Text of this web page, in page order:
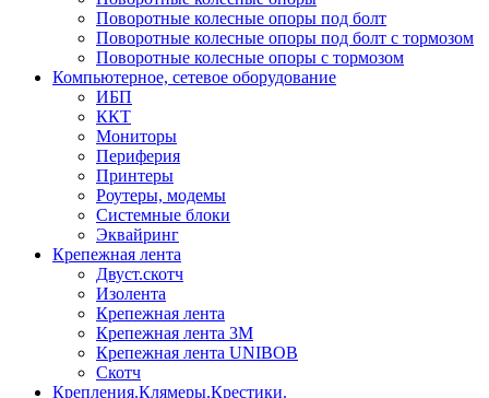
Поворотные колесные опоры под болт
Поворотные колесные опоры под болт с тормозом
Поворотные колесные опоры с тормозом
Компьютерное, сетевое оборудование
ИБП
ККТ
Мониторы
Периферия
Принтеры
Роутеры, модемы
Системные блоки
Эквайринг
Крепежная лента
Двуст.скотч
Изолента
Крепежная лента
Крепежная лента 3М
Крепежная лента UNIBOB
Скотч
Крепления.Клямеры.Крестики.